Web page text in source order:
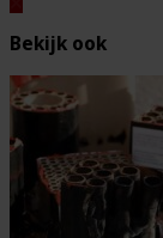
Bekijk ook